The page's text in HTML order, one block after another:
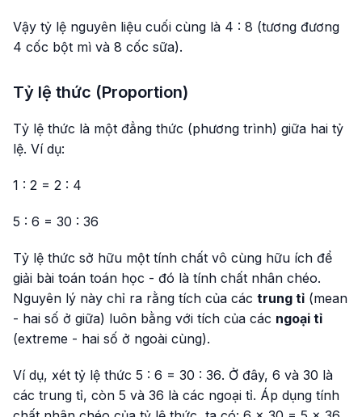
Vậy tỷ lệ nguyên liệu cuối cùng là 4 : 8 (tương đương
4 cốc bột mì và 8 cốc sữa).
Tỷ lệ thức (Proportion)
Tỷ lệ thức là một đẳng thức (phương trình) giữa hai tỷ
lệ. Ví dụ:
1 : 2 = 2 : 4
5 : 6 = 30 : 36
Tỷ lệ thức sở hữu một tính chất vô cùng hữu ích để
giải bài toán toán học - đó là tính chất nhân chéo.
Nguyên lý này chỉ ra rằng tích của các trung tỉ (mean
- hai số ở giữa) luôn bằng với tích của các ngoại tỉ
(extreme - hai số ở ngoài cùng).
Ví dụ, xét tỷ lệ thức 5 : 6 = 30 : 36. Ở đây, 6 và 30 là
các trung tỉ, còn 5 và 36 là các ngoại tỉ. Áp dụng tính